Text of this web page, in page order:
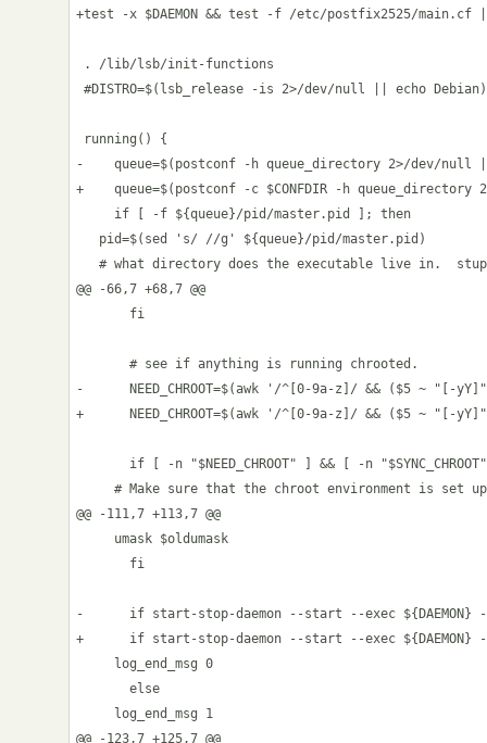
+test -x $DAEMON && test -f /etc/postfix2525/
. /lib/lsb/init-functions
#DISTRO=$(lsb_release -is 2>/dev/null || echo Debian)
running() {
-    queue=$(postconf -h queue_directory 2>/dev/
+    queue=$(postconf -c $CONFDIR -h
if [ -f ${queue}/pid/master.pid ]; then
pid=$(sed 's/ //g' ${queue}/pid/master.pid)
# what directory does the executable live in.
@@ -66,7 +68,7 @@
fi
# see if anything is running chrooted.
-      NEED_CHROOT=$(awk '/^[0-9a-z]/ && ($5
+      NEED_CHROOT=$(awk '/^[0-9a-z]/ && ($5
if [ -n "$NEED_CHROOT" ] && [ -n
# Make sure that the chroot environment is set
@@ -111,7 +113,7 @@
umask $oldumask
fi
-      if start-stop-daemon --start --exec
+      if start-stop-daemon --start --exec ${DAEMON}
log_end_msg 0
else
log_end_msg 1
@@ -123,7 +125,7 @@